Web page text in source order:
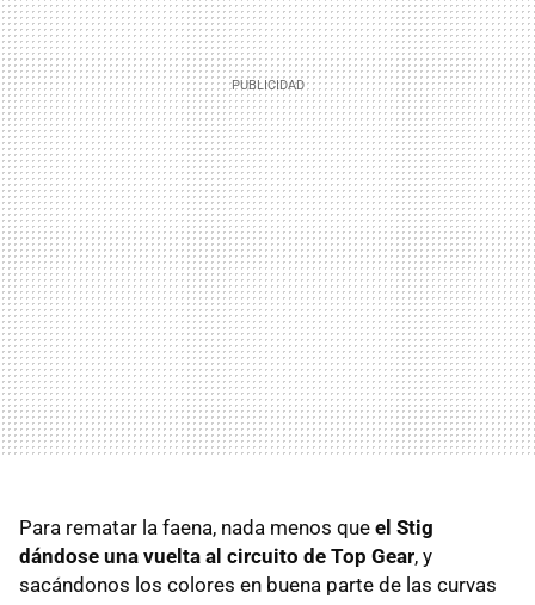
Para rematar la faena, nada menos que el Stig
dándose una vuelta al circuito de Top Gear, y
sacándonos los colores en buena parte de las curvas